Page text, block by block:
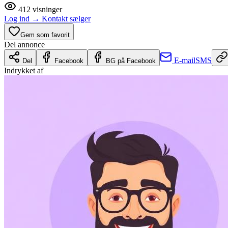
412 visninger
Log ind → Kontakt sælger
Gem som favorit
Del annonce
Del Facebook BG på Facebook E-mailSMS
Indrykket af